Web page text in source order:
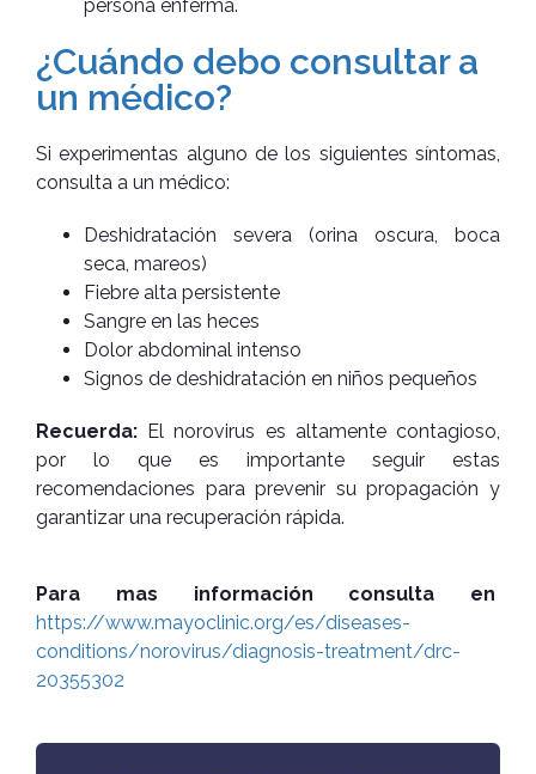
persona enferma.
¿Cuándo debo consultar a
un médico?
Si experimentas alguno de los siguientes síntomas,
consulta a un médico:
Deshidratación severa (orina oscura, boca
seca, mareos)
Fiebre alta persistente
Sangre en las heces
Dolor abdominal intenso
Signos de deshidratación en niños pequeños
Recuerda: El norovirus es altamente contagioso,
por lo que es importante seguir estas
recomendaciones para prevenir su propagación y
garantizar una recuperación rápida.
Para mas información consulta en
https://www.mayoclinic.org/es/diseases-
conditions/norovirus/diagnosis-treatment/drc-
20355302